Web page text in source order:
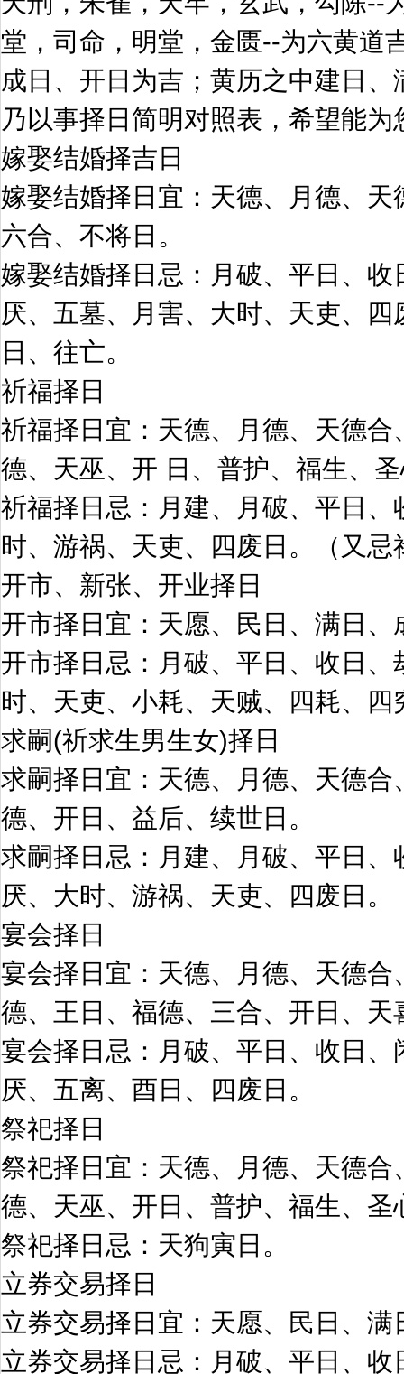
堂，司命，明堂，金匮--为六黄道
成日、开日为吉；黄历之中建日
乃以事择日简明对照表，希望能
嫁娶结婚择吉日
嫁娶结婚择日宜：天德、月德、
六合、不将日。
嫁娶结婚择日忌：月破、平日、
厌、五墓、月害、大时、天吏、
日、往亡。
祈福择日
祈福择日宜：天德、月德、天德
德、天巫、开 日、普护、福生、
祈福择日忌：月建、月破、平日
时、游祸、天吏、四废日。（又
开市、新张、开业择日
开市择日宜：天愿、民日、满日
开市择日忌：月破、平日、收日
时、天吏、小耗、天贼、四耗、
求嗣(祈求生男生女)择日
求嗣择日宜：天德、月德、天德
德、开日、益后、续世日。
求嗣择日忌：月建、月破、平日
厌、大时、游祸、天吏、四废日。
宴会择日
宴会择日宜：天德、月德、天德
德、王日、福德、三合、开日、
宴会择日忌：月破、平日、收日
厌、五离、酉日、四废日。
祭祀择日
祭祀择日宜：天德、月德、天德
德、天巫、开日、普护、福生、
祭祀择日忌：天狗寅日。
立券交易择日
立券交易择日宜：天愿、民日、
立券交易择日忌：月破、平日、